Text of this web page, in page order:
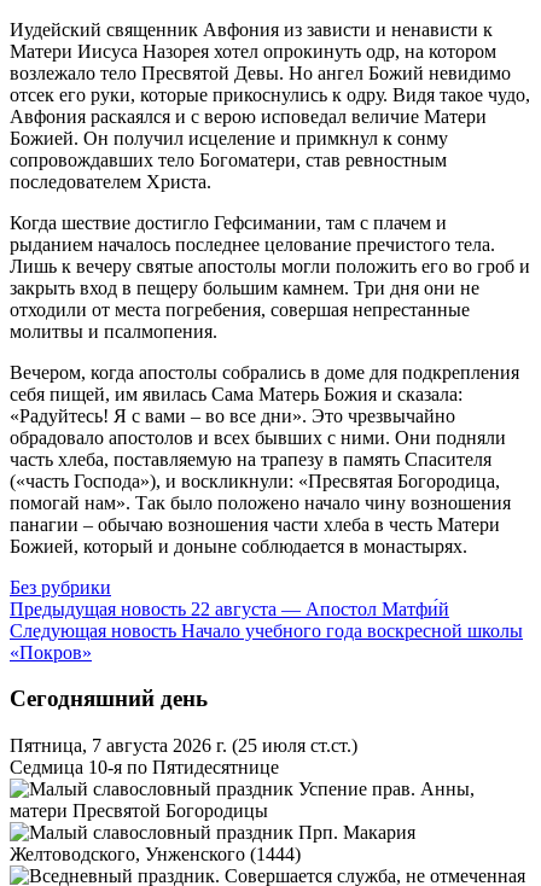
Иудейский священник Авфония из зависти и ненависти к
Матери Иисуса Назорея хотел опрокинуть одр, на котором
возлежало тело Пресвятой Девы. Но ангел Божий невидимо
отсек его руки, которые прикоснулись к одру. Видя такое чудо,
Авфония раскаялся и с верою исповедал величие Матери
Божией. Он получил исцеление и примкнул к сонму
сопровождавших тело Богоматери, став ревностным
последователем Христа.
Когда шествие достигло Гефсимании, там с плачем и
рыданием началось последнее целование пречистого тела.
Лишь к вечеру святые апостолы могли положить его во гроб и
закрыть вход в пещеру большим камнем. Три дня они не
отходили от места погребения, совершая непрестанные
молитвы и псалмопения.
Вечером, когда апостолы собрались в доме для подкрепления
себя пищей, им явилась Сама Матерь Божия и сказала:
«Радуйтесь! Я с вами – во все дни». Это чрезвычайно
обрадовало апостолов и всех бывших с ними. Они подняли
часть хлеба, поставляемую на трапезу в память Спасителя
(«часть Господа»), и воскликнули: «Пресвятая Богородица,
помогай нам». Так было положено начало чину возношения
панагии – обычаю возношения части хлеба в честь Матери
Божией, который и доныне соблюдается в монастырях.
Без рубрики
Предыдущая новость 22 августа — Апостол Матфи́й
Следующая новость Начало учебного года воскресной школы
«Покров»
Сегодняшний день
Пятница, 7 августа 2026 г. (25 июля ст.ст.)
Седмица 10-я по Пятидесятнице
Успение прав. Анны,
матери Пресвятой Богородицы
Прп. Макария
Желтоводского, Унженского (1444)